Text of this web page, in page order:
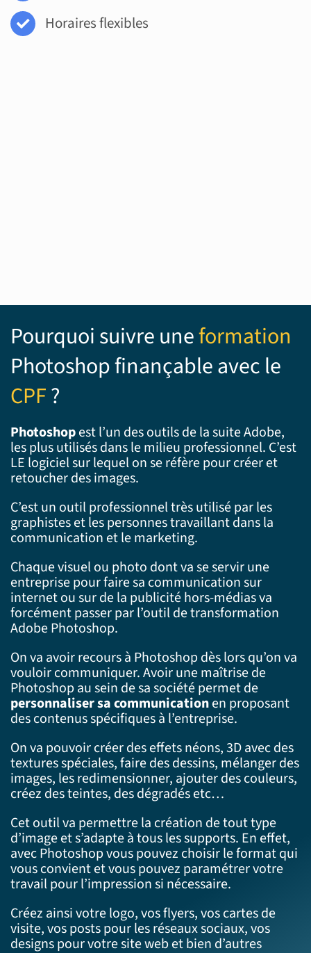
Horaires flexibles
Pourquoi suivre uneformation
Photoshop finançable avec le
CPF?
Photoshopest l’un des outils de la suite Adobe,
les plus utilisés dans le milieu professionnel. C’est
LE logiciel sur lequel on se réfère pour créer et
retoucher des images.
C’est un outil professionnel très utilisé par les
graphistes et les personnes travaillant dans la
communication et le marketing.
Chaque visuel ou photo dont va se servir une
entreprise pour faire sa communication sur
internet ou sur de la publicité hors-médias va
forcément passer par l’outil de transformation
Adobe Photoshop.
On va avoir recours à Photoshop dès lors qu’on va
vouloir communiquer. Avoir une maîtrise de
Photoshop au sein de sa société permet de
personnaliser sa communicationen proposant
des contenus spécifiques à l’entreprise.
On va pouvoir créer des effets néons, 3D avec des
textures spéciales, faire des dessins, mélanger des
images, les redimensionner, ajouter des couleurs,
créez des teintes, des dégradés etc…
Cet outil va permettre la création de tout type
d’image et s’adapte à tous les supports. En effet,
avec Photoshop vous pouvez choisir le format qui
vous convient et vous pouvez paramétrer votre
travail pour l’impression si nécessaire.
Créez ainsi votre logo, vos flyers, vos cartes de
visite, vos posts pour les réseaux sociaux, vos
designs pour votre site web et bien d’autres